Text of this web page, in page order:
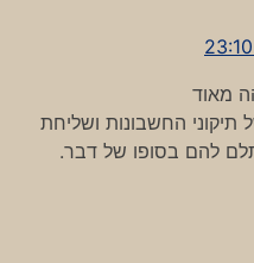
מאוד
החשבונות ושליחת
להם בסופו של דבר.